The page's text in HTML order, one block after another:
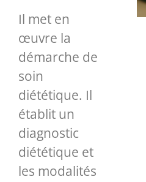
Il met en
œuvre la
démarche de
soin
diététique. Il
établit un
diagnostic
diététique et
les modalités